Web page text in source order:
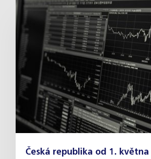
Česká republika od 1. května